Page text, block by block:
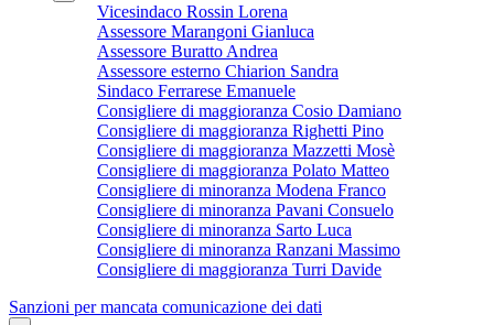
Vicesindaco Rossin Lorena
Assessore Marangoni Gianluca
Assessore Buratto Andrea
Assessore esterno Chiarion Sandra
Sindaco Ferrarese Emanuele
Consigliere di maggioranza Cosio Damiano
Consigliere di maggioranza Righetti Pino
Consigliere di maggioranza Mazzetti Mosè
Consigliere di maggioranza Polato Matteo
Consigliere di minoranza Modena Franco
Consigliere di minoranza Pavani Consuelo
Consigliere di minoranza Sarto Luca
Consigliere di minoranza Ranzani Massimo
Consigliere di maggioranza Turri Davide
Sanzioni per mancata comunicazione dei dati